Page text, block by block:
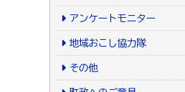
アンケートモニター
地域おこし協力隊
その他